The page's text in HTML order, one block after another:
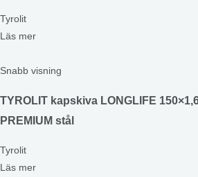
Tyrolit
Läs mer
Snabb visning
TYROLIT kapskiva LONGLIFE
PREMIUM stål
Tyrolit
Läs mer